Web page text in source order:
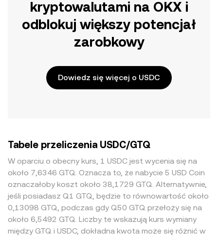
kryptowalutami na OKX i
odblokuj większy potencjał
zarobkowy
Dowiedz się więcej o USDC
Tabele przeliczenia USDC/GTQ
W oparciu o obecny kurs, 1 USDC jest wycenia się na
około 7,6346 GTQ. Oznacza to, że nabycie 5 USD Coin
oznaczałoby koszt około 38,1729 GTQ. Alternatywnie,
jeśli posiadasz Q1 GTQ, będzie to równowartość około
0,13098 GTQ, podczas gdy Q50 GTQ przełoży się na
około 6,5492 GTQ. Liczby te wskazują kurs wymiany
między GTQ i USDC, dokładna kwota może się różnić w